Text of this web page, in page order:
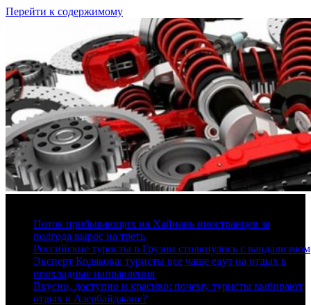
Перейти к содержимому
Поток прибывающих на Хайнань иностранцев за
полгода вырос на треть
Российские туристы в Грузии столкнулись с вандализмом
Эксперт Кодякова: туристы все чаще едут на отдых в
прохладные направления
Вкусно, доступно и красиво: почему туристы выбирают
отдых в Азербайджане?